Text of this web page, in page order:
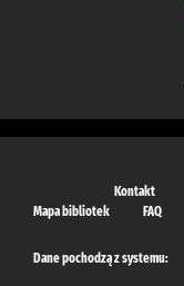
Kontakt
Mapa bibliotek
FAQ
Dane pochodzą z systemu: